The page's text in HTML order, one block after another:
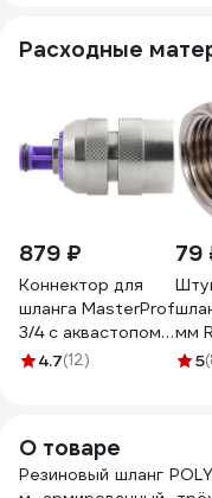
Расходные
879 ₽
Коннектор для
шланга MasterProf
3/4 с аквастопом
соединитель
4.7(12)
79
мм
5
О товаре
Резиновый шланг